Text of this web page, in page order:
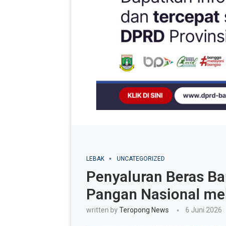
LEBAK UNCATEGORIZED
Penyaluran Beras
Pangan Nasional
written byTeropong News 6 Juni 2026